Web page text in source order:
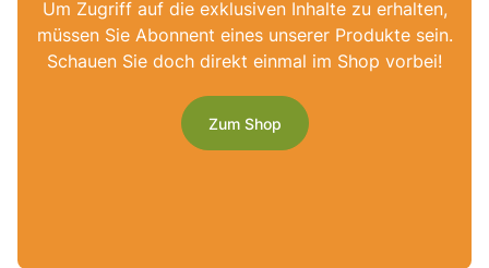
Um Zugriff auf die exklusiven Inhalte zu erhalten,
müssen Sie Abonnent eines unserer Produkte sein.
Schauen Sie doch direkt einmal im Shop vorbei!
Zum Shop